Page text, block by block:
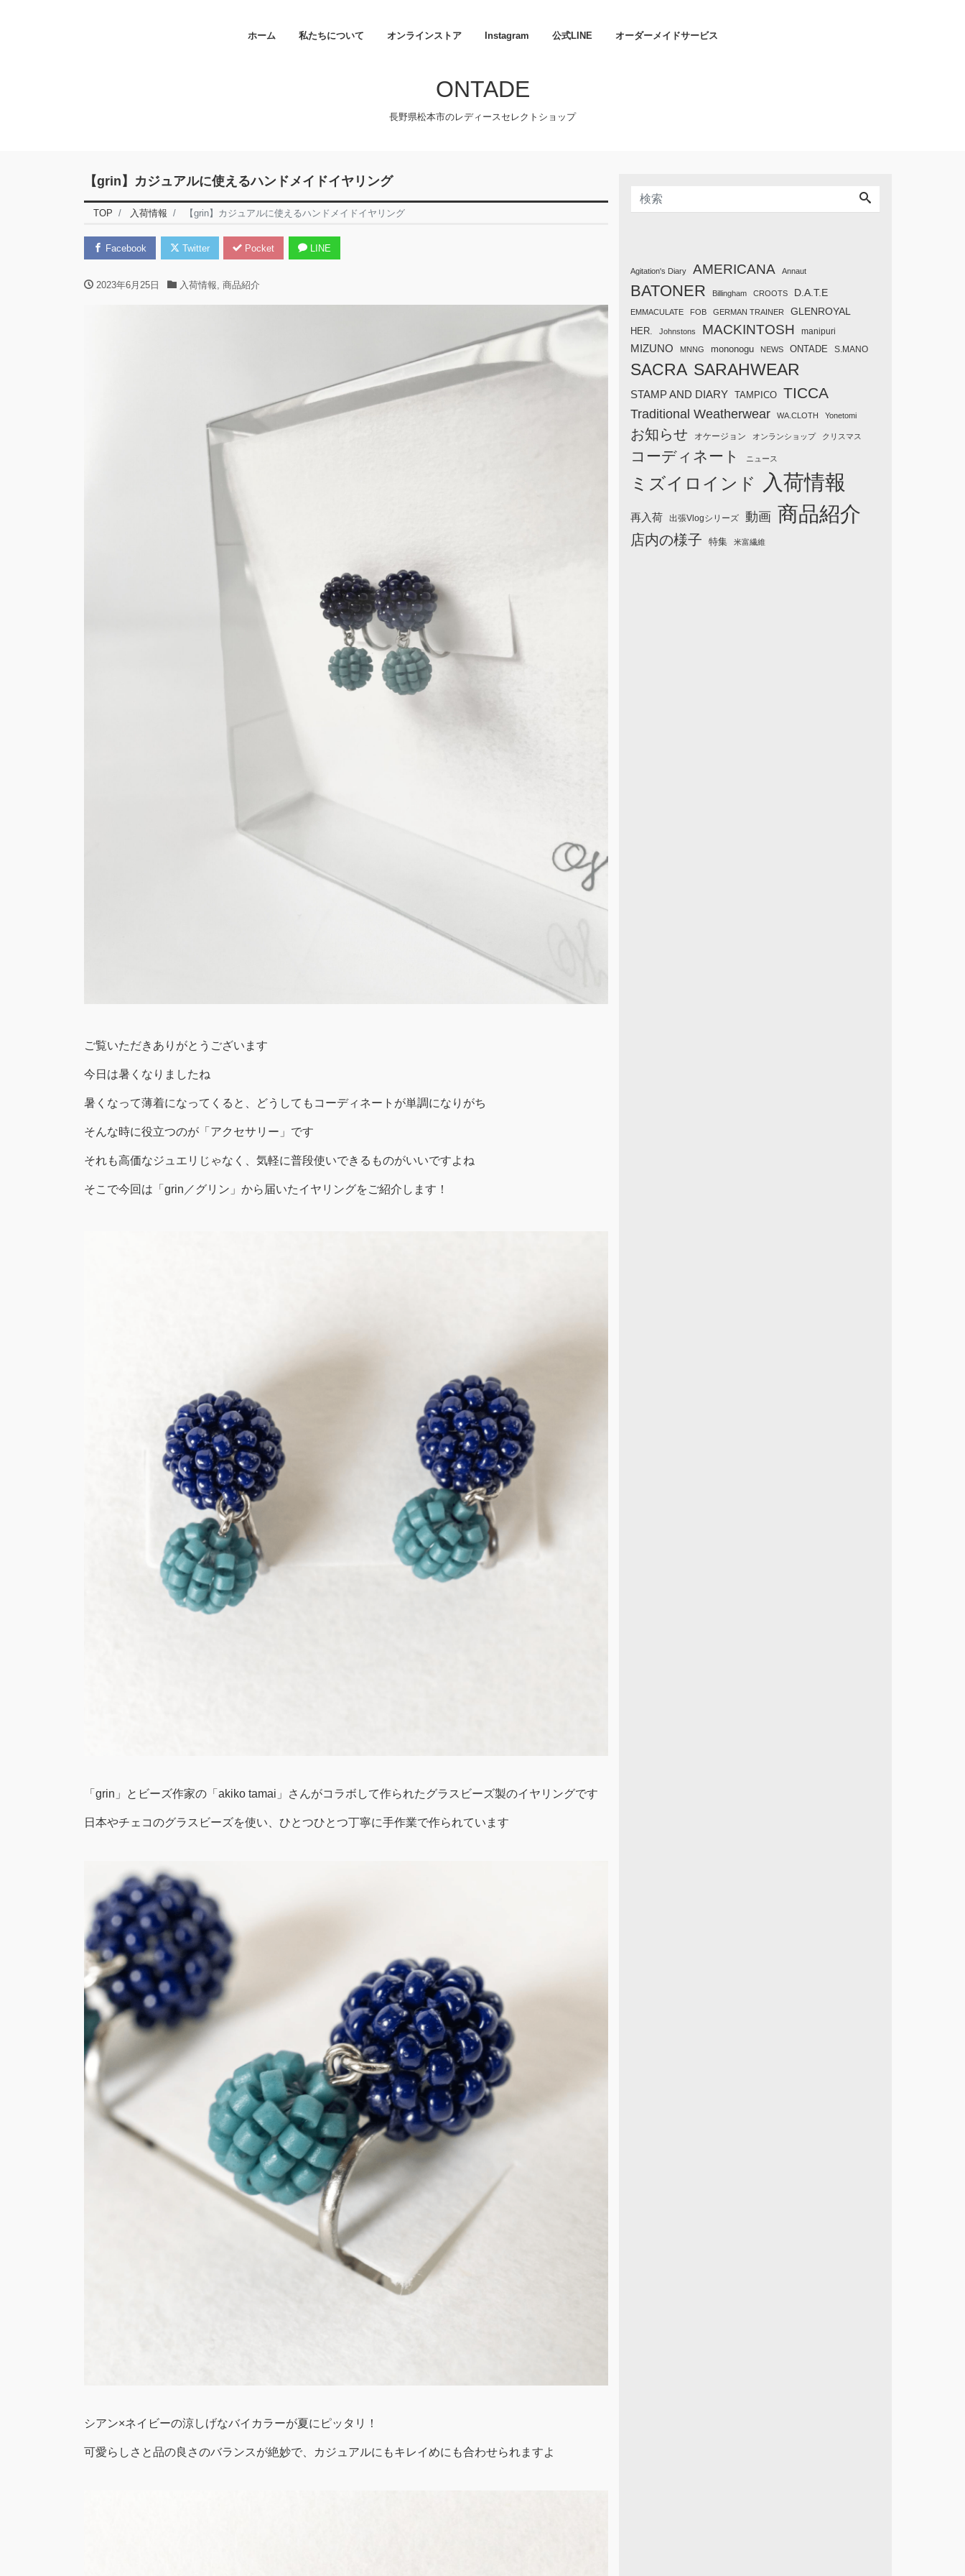
ホーム 私たちについて オンラインストア Instagram 公式LINE オーダーメイドサービス
ONTADE
長野県松本市のレディースセレクトショップ
【grin】カジュアルに使えるハンドメイドイヤリング
TOP 入荷情報 【grin】カジュアルに使えるハンドメイドイヤリング
Facebook Twitter Pocket LINE
2023年6月25日 入荷情報 商品紹介
ご覧いただきありがとうございます
今日は暑くなりましたね
暑くなって薄着になってくると、どうしてもコーディネートが単調になりがち
そんな時に役立つのが「アクセサリー」です
それも高価なジュエリじゃなく、気軽に普段使いできるものがいいですよね
そこで今回は「grin／グリン」から届いたイヤリングをご紹介します！
「grin」とビーズ作家の「akiko tamai」さんがコラボして作られたグラスビーズ製のイヤリングです
日本やチェコのグラスビーズを使い、ひとつひとつ丁寧に手作業で作られています
シアン×ネイビーの涼しげなバイカラーが夏にピッタリ！
可愛らしさと品の良さのバランスが絶妙で、カジュアルにもキレイめにも合わせられますよ
Agitation's Diary AMERICANA Annaut
BATONER Billingham CROOTS D.A.T.E
EMMACULATE FOB GERMAN TRAINER GLENROYAL
HER. Johnstons MACKINTOSH manipuri
MIZUNO MNNG mononogu NEWS ONTADE S.MANO
SACRA SARAHWEAR
STAMP AND DIARY TAMPICO TICCA
Traditional Weatherwear WA.CLOTH Yonetomi
お知らせ オケージョン オンランショップ クリスマス
コーディネート ニュース
ミズイロインド 入荷情報
再入荷 出張Vlogシリーズ 動画 商品紹介
店内の様子 特集 米富繊維